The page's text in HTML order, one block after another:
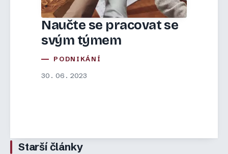
Naučte se pracovat se
svým týmem
PODNIKÁNÍ
30. 06. 2023
Starší články